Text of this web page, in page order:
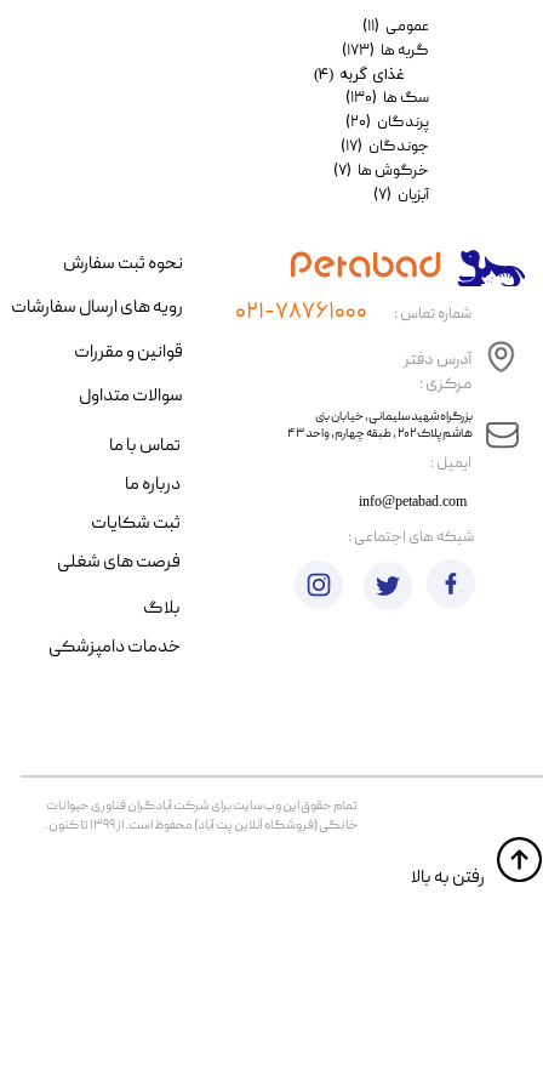
عمومی (۱۱)
گربه ها (۱۷۳)
غذای گربه (۴)
سگ ها (۱۳۰)
پرندگان (۲۰)
جوندگان (۱۷)
خرگوش ها (۷)
آبزیان (۷)
​ایمیل :
آدرس دفتر
مرکزی :
info@petabad.com
​​بزرگراه شهید سلیمانی، خیابان بنی
هاشم پلاک ۲۰۲ ، طبقه چهارم، واحد ۴۳
شماره تماس : ۰۲۱-۷۸۷۶۱۰۰۰
تمام حقوق اين وب‌سايت برای شرکت آبادگران فناوری حیوانات
خانگی (فروشگاه آنلاین پت آباد) محفوظ است. از ۱۳۹۹ تا کنون.
​​رفتن به بالا
نحوه ثبت سفارش
رویه های ارسال سفارشات
قوانین و مقررات
سوالات متداول
تماس با ما
درباره ما
ثبت شکایات
فرصت های شغلی
​شبکه های اجتماعی :
بلاگ
خدمات دامپزشکی